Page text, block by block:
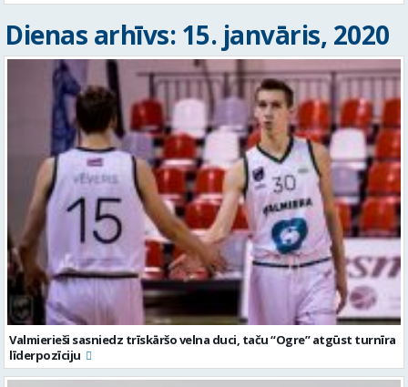
Dienas arhīvs: 15. janvāris, 2020
Valmierieši sasniedz trīskāršo velna duci, taču “Ogre” atgūst turnīra
līderpozīciju